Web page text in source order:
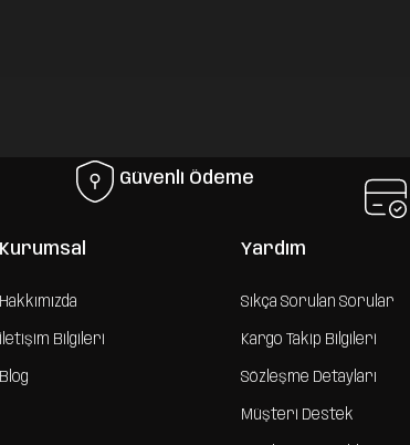
Güvenli Ödeme
Kurumsal
Hakkımızda
İletişim Bilgileri
Blog
Yardım
Sıkça Sorulan Sorular
Kargo Takip Bilgileri
Sözleşme Detayları
Müşteri Destek